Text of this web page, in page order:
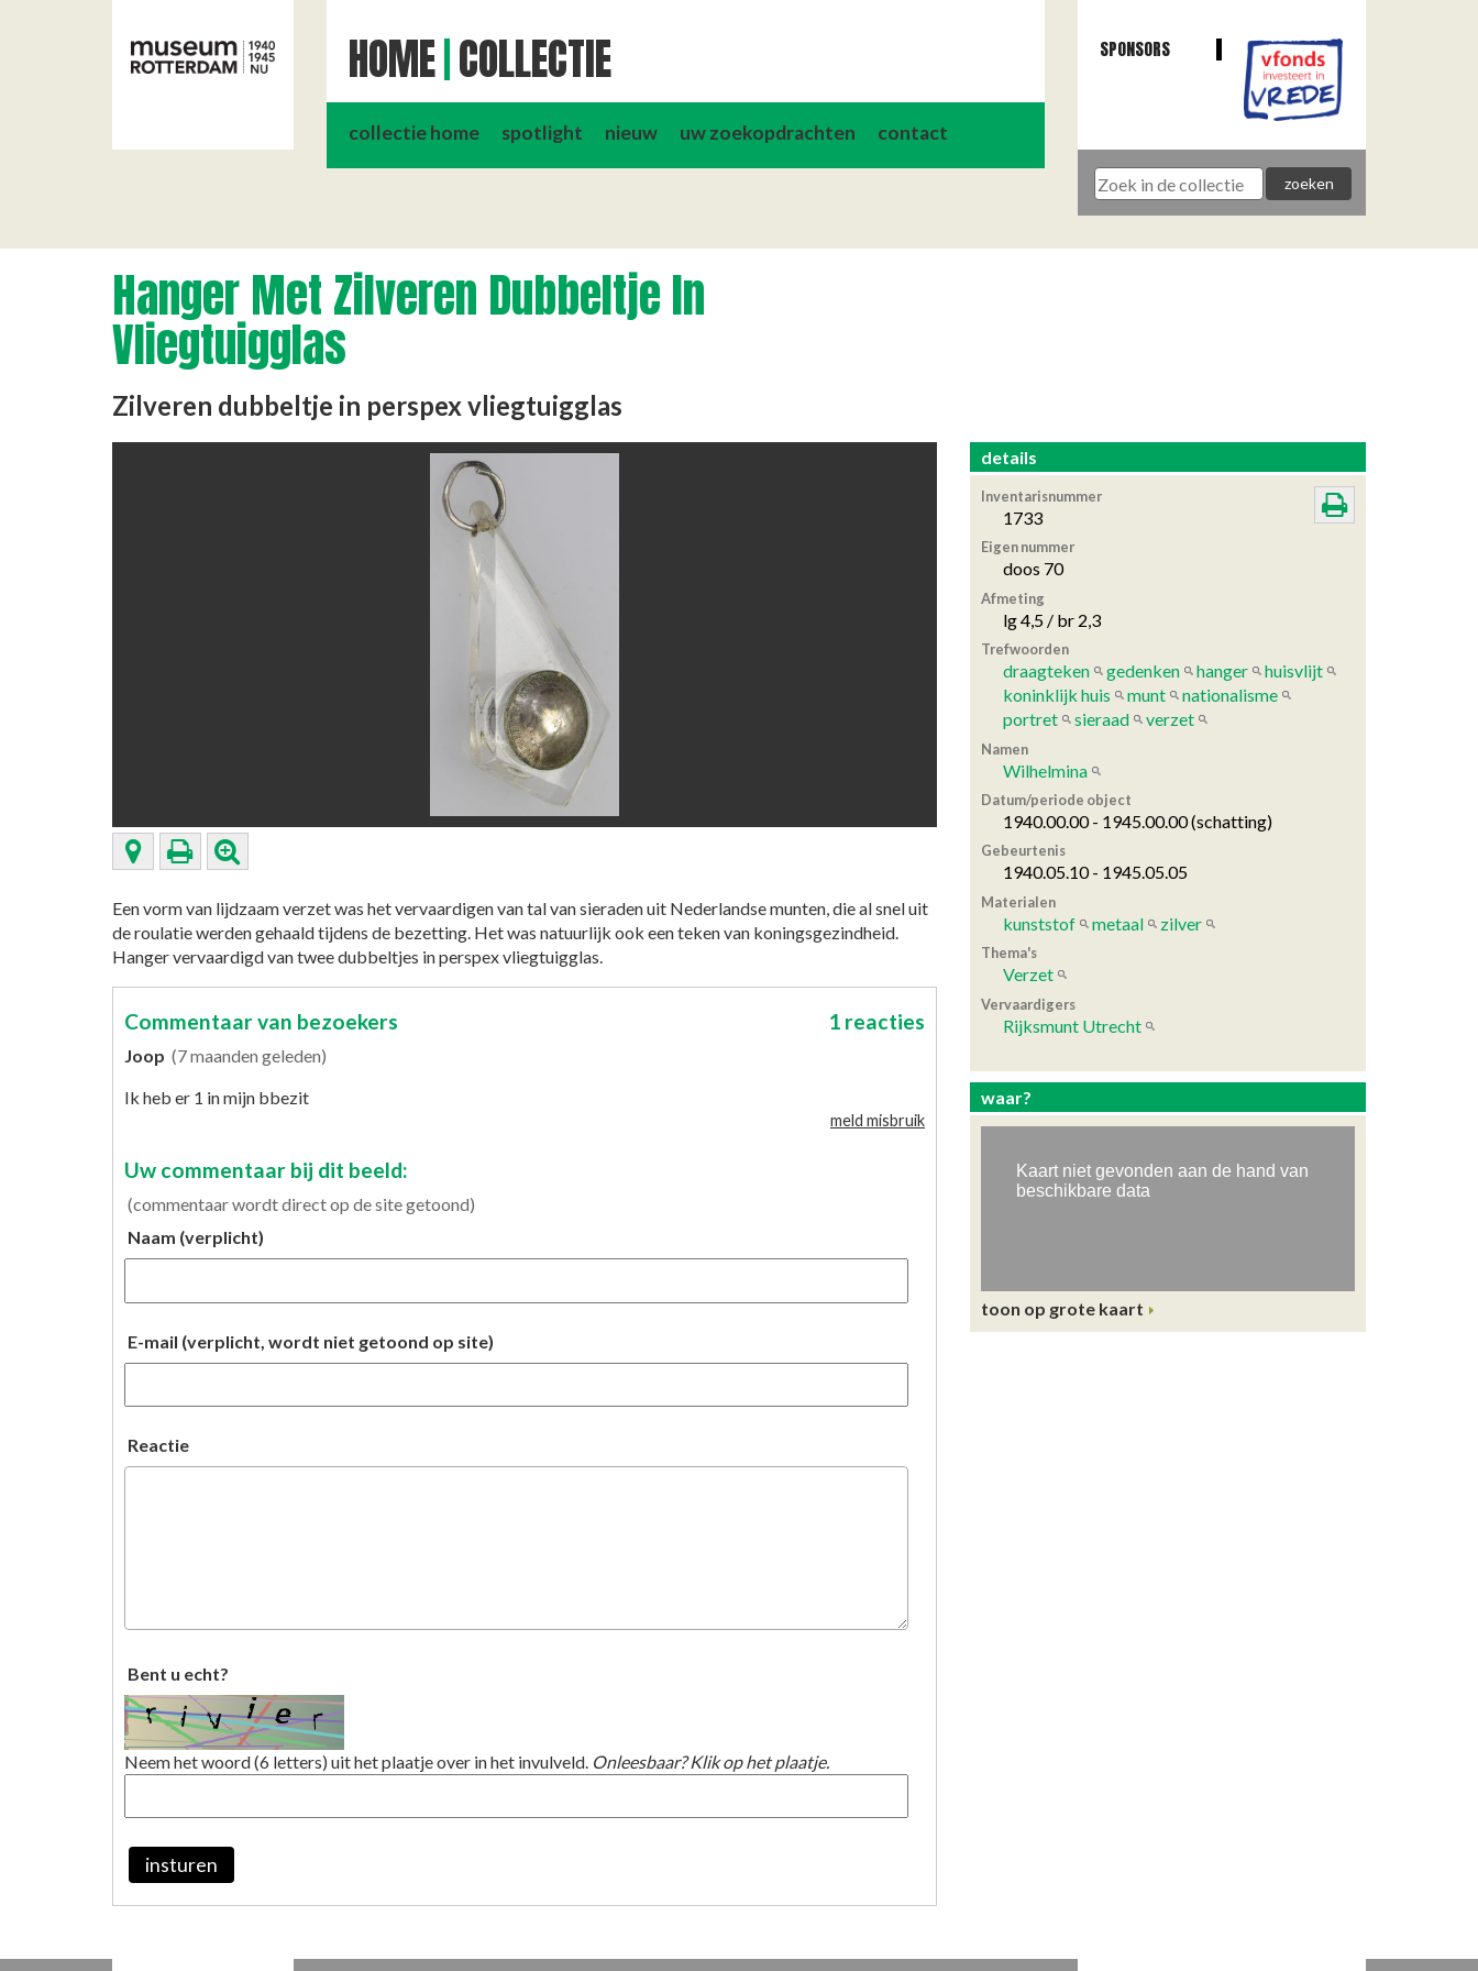
HOME COLLECTIE
collectie home spotlight nieuw uw zoekopdrachten contact
SPONSORS
Hanger Met Zilveren Dubbeltje In
Vliegtuigglas
Zilveren dubbeltje in perspex vliegtuigglas
Een vorm van lijdzaam verzet was het vervaardigen van tal van sieraden uit Nederlandse munten, die al snel uit
de roulatie werden gehaald tijdens de bezetting. Het was natuurlijk ook een teken van koningsgezindheid.
Hanger vervaardigd van twee dubbeltjes in perspex vliegtuigglas.
1 reacties
Commentaar van bezoekers
Joop (7 maanden geleden)
Ik heb er 1 in mijn bbezit
meld misbruik
Uw commentaar bij dit beeld:
(commentaar wordt direct op de site getoond)
Naam (verplicht)
E-mail (verplicht, wordt niet getoond op site)
Reactie
Bent u echt?
Neem het woord (6 letters) uit het plaatje over in het invulveld. Onleesbaar? Klik op het plaatje.
insturen
details
Inventarisnummer
1733
Eigen nummer
doos 70
Afmeting
lg 4,5 / br 2,3
Trefwoorden
draagteken gedenken hanger
huisvlijt
koninklijk huis
munt
nationalisme
portret
sieraad verzet
Namen
Wilhelmina
Datum/periode object
1940.00.00 - 1945.00.00 (schatting)
Gebeurtenis
1940.05.10 - 1945.05.05
Materialen
kunststof metaal zilver
Thema's
Verzet
Vervaardigers
Rijksmunt Utrecht
waar?
toon op grote kaart